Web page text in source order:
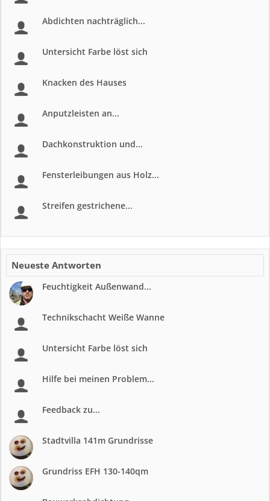
Abdichten nachträglich...
Untersicht Farbe löst sich
Knacken des Hauses
Anputzleisten an...
Dachkonstruktion und...
Fensterleibungen aus Holz...
Streifen gestrichene...
Neueste Antworten
Feuchtigkeit Außenwand...
Technikschacht Weiße Wanne
Untersicht Farbe löst sich
Hilfe bei meinen Problem...
Feedback zu...
Stadtvilla 141m Grundrisse
Grundriss EFH 130-140qm